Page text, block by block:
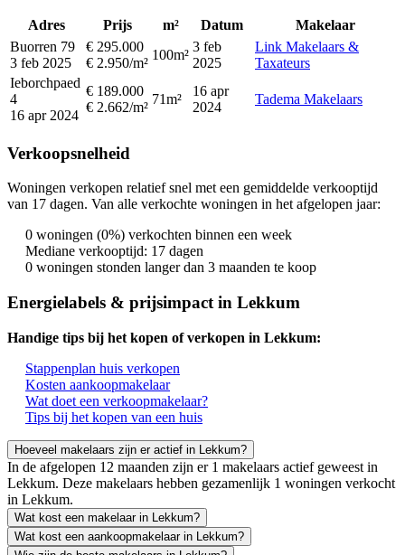
Adres Prijs m² Datum
Makelaar
Buorren 79
3 feb 2025
€ 295.000
€ 2.950/m²
100m²
3 feb
2025
Link Makelaars &
Taxateurs
Ieborchpaed
4
16 apr 2024
€ 189.000
€ 2.662/m²
71m²
16 apr
2024
Tadema Makelaars
Verkoopsnelheid
Woningen verkopen relatief snel met een gemiddelde verkooptijd
van 17 dagen. Van alle verkochte woningen in het afgelopen jaar:
0 woningen (0%) verkochten binnen een week
Mediane verkooptijd: 17 dagen
0 woningen stonden langer dan 3 maanden te koop
Energielabels & prijsimpact in Lekkum
Handige tips bij het kopen of verkopen in Lekkum:
Stappenplan huis verkopen
Kosten aankoopmakelaar
Wat doet een verkoopmakelaar?
Tips bij het kopen van een huis
Hoeveel makelaars zijn er actief in Lekkum?
In de afgelopen 12 maanden zijn er 1 makelaars actief geweest in
Lekkum. Deze makelaars hebben gezamenlijk 1 woningen verkocht
in Lekkum.
Wat kost een makelaar in Lekkum?
Wat kost een aankoopmakelaar in Lekkum?